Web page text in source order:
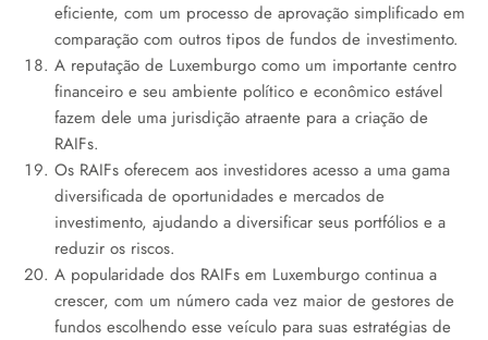
eficiente, com um processo de aprovação simplificado em
comparação com outros tipos de fundos de investimento.
A reputação de Luxemburgo como um importante centro
financeiro e seu ambiente político e econômico estável
fazem dele uma jurisdição atraente para a criação de
RAIFs.
Os RAIFs oferecem aos investidores acesso a uma gama
diversificada de oportunidades e mercados de
investimento, ajudando a diversificar seus portfólios e a
reduzir os riscos.
A popularidade dos RAIFs em Luxemburgo continua a
crescer, com um número cada vez maior de gestores de
fundos escolhendo esse veículo para suas estratégias de